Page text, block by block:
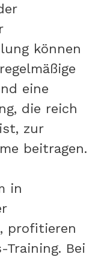
können
eine
die reich
zur
beitragen.
in
profitieren
Bei